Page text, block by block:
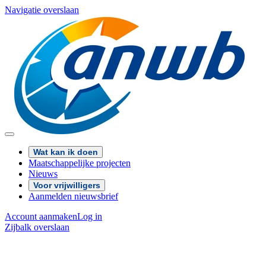
Navigatie overslaan
Wat kan ik doen
Maatschappelijke projecten
Nieuws
Voor vrijwilligers
Aanmelden nieuwsbrief
Account aanmakenLog in
Zijbalk overslaan